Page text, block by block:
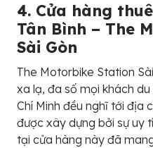
4. Cửa hàng
Tân Bình – The
Sài Gòn
The Motorbike Station
xa lạ, đa số mọi khách
Chí Minh đều nghĩ tới địa
được xây dựng bởi sự uy
tại cửa hàng này đã